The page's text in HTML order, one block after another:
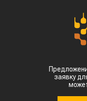
заявку